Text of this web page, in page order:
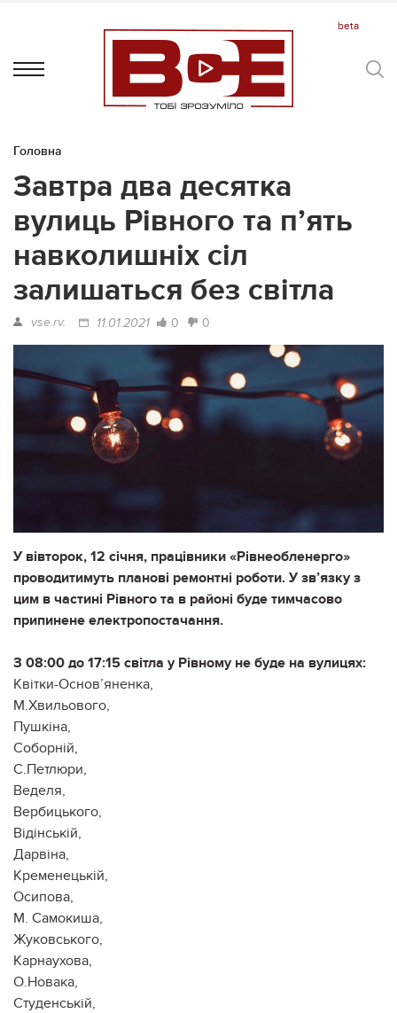
Головна
Завтра два десятка
вулиць Рівного та п’ять
навколишніх сіл
залишаться без світла
vse.rv. 11.01.2021 0 0
У вівторок, 12 січня, працівники «Рівнеобленерго»
проводитимуть планові ремонтні роботи. У зв’язку з
цим в частині Рівного та в районі буде тимчасово
припинене електропостачання.
З 08:00 до 17:15 світла у Рівному не буде на вулицях:
Квітки-Основ’яненка,
М.Хвильового,
Пушкіна,
Соборній,
С.Петлюри,
Веделя,
Вербицького,
Відінській,
Дарвіна,
Кременецькій,
Осипова,
М. Самокиша,
Жуковського,
Карнаухова,
О.Новака,
Студенській,